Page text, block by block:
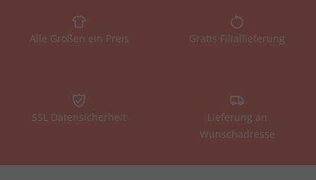
Alle Größen ein Preis Gratis Filiallieferung
SSL Datensicherheit
Lieferung an
Wunschadresse